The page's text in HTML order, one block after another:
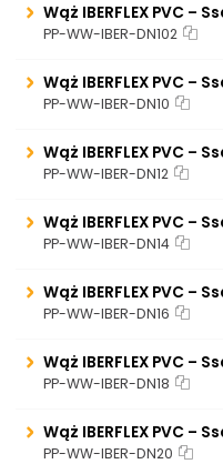
Wąż IBERFLEX PVC –
PP-WW-IBER-DN102
Wąż IBERFLEX PVC –
PP-WW-IBER-DN10
Wąż IBERFLEX PVC –
PP-WW-IBER-DN12
Wąż IBERFLEX PVC –
PP-WW-IBER-DN14
Wąż IBERFLEX PVC –
PP-WW-IBER-DN16
Wąż IBERFLEX PVC –
PP-WW-IBER-DN18
Wąż IBERFLEX PVC –
PP-WW-IBER-DN20